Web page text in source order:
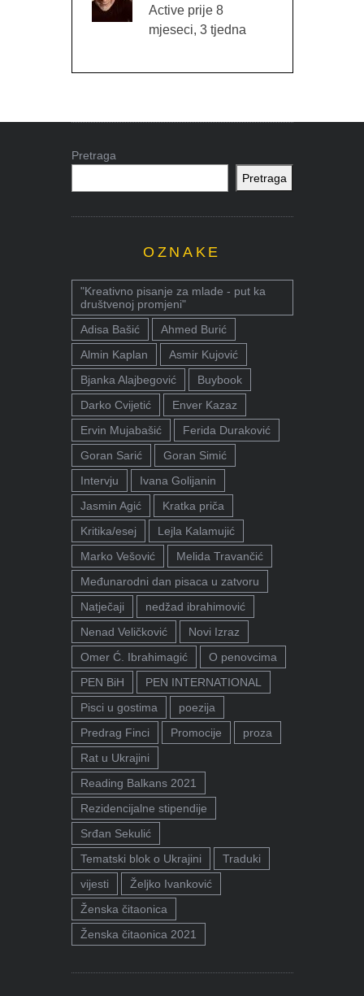
Active prije 8
mjeseci, 3 tjedna
Pretraga
Pretraga
OZNAKE
"Kreativno pisanje za mlade - put ka
društvenoj promjeni"
Adisa Bašić
Ahmed Burić
Almin Kaplan
Asmir Kujović
Bjanka Alajbegović
Buybook
Darko Cvijetić
Enver Kazaz
Ervin Mujabašić
Ferida Duraković
Goran Sarić
Goran Simić
Intervju
Ivana Golijanin
Jasmin Agić
Kratka priča
Kritika/esej
Lejla Kalamujić
Marko Vešović
Melida Travančić
Međunarodni dan pisaca u zatvoru
Natječaji
nedžad ibrahimović
Nenad Veličković
Novi Izraz
Omer Ć. Ibrahimagić
O penovcima
PEN BiH
PEN INTERNATIONAL
Pisci u gostima
poezija
Predrag Finci
Promocije
proza
Rat u Ukrajini
Reading Balkans 2021
Rezidencijalne stipendije
Srđan Sekulić
Tematski blok o Ukrajini
Traduki
vijesti
Željko Ivanković
Ženska čitaonica
Ženska čitaonica 2021